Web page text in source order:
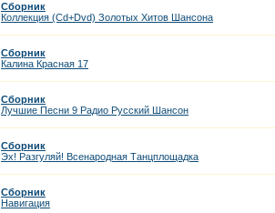
Сборник
Коллекция (Cd+Dvd) Золотых Хитов Шансона
Сборник
Калина Красная 17
Сборник
Лучшие Песни 9 Радио Русский Шансон
Сборник
Эх! Разгуляй! Всенародная Танцплощадка
Сборник
Навигация